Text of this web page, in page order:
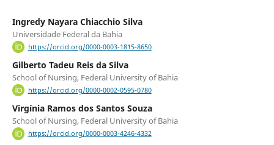
Ingredy Nayara Chiacchio Silva
Universidade Federal da Bahia
https://orcid.org/0000-0003-1815-8650
Gilberto Tadeu Reis da Silva
School of Nursing, Federal University of Bahia
https://orcid.org/0000-0002-0595-0780
Virgínia Ramos dos Santos Souza
School of Nursing, Federal University of Bahia
https://orcid.org/0000-0003-4246-4332